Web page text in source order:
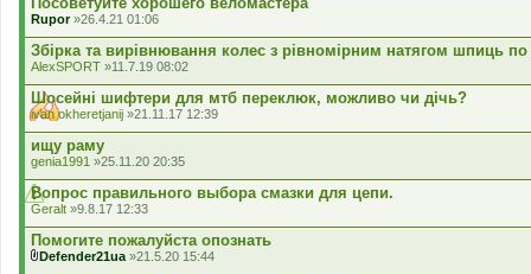
Rupor»26.4.21 01:06
Збірка та вирівнювання колес з рівномірним натягом шпиць по
AlexSPORT »11.7.19 08:02
Шосейні шифтери для мтб переклюк, можливо чи дічь?
ivan okheretjanij »21.11.17 12:39
ищу раму
genia1991 »25.11.20 20:35
Вопрос правильного выбора смазки для цепи.
Geralt »9.8.17 12:33
Помогите пожалуйста опознать
Defender21ua »21.5.20 15:44